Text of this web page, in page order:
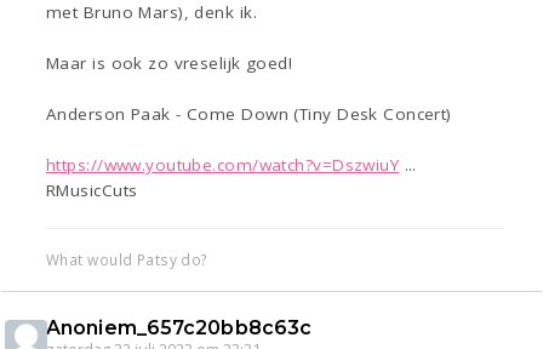
met Bruno Mars), denk ik.
Maar is ook zo vreselijk goed!
Anderson Paak - Come Down (Tiny Desk Concert)
https://www.youtube.com/watch?v=DszwiuY ...
RMusicCuts
What would Patsy do?
Anoniem_657c20bb8c63c